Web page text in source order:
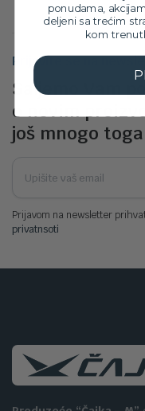
Prijavite se na
Šaljemo Vam
o novim
još mnogo toga
Prijavom na newsletter
privatnsoti
ponudama,
deljeni sa trećim
kom